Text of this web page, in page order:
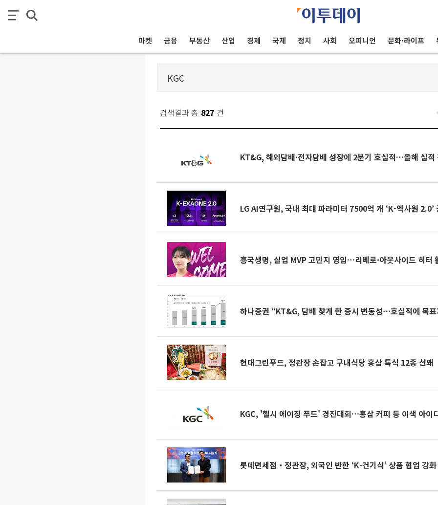
마켓 금융 부동산 산업 경제 국제 정치 사회 오피니언 문화·라이프
검색결과 총 827 건
KT&G, 해외담배·전자담배 성장에 2분기 호실적…올해 실적
LG AI연구원, 국내 최대 파라미터 7500억 개 ‘K-엑사원 2.0’
흥국생명, 실업 MVP 고민지 영입…리베로·아웃사이드 히터
하나증권 “KT&G, 담배 찾게 한 증시 변동성⋯호실적에 목
현대그린푸드, 정관장 손잡고 구내식당 홍삼 특식 12종 선봬
KGC, '헬시 에이징 푸드' 경진대회…홍삼 커피 등 이색 아이
롯데면세점‧정관장, 외국인 반한 ‘K-건기식’ 상품 협업 강화